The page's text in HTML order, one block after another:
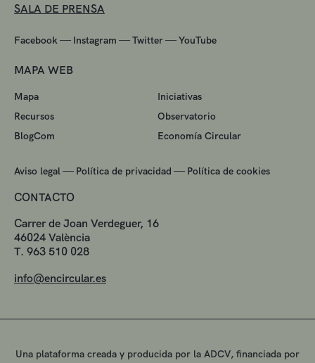
SALA DE PRENSA
Facebook — Instagram —Twitter—YouTube
MAPA WEB
Mapa
Iniciativas
Recursos
Observatorio
BlogCom
Economía Circular
Aviso legal — Política de privacidad — Política de cookies
CONTACTO
Carrer de Joan Verdeguer, 16
46024 València
T. 963 510 028
info@encircular.es
Una plataforma creada y producida por la ADCV, financiada por